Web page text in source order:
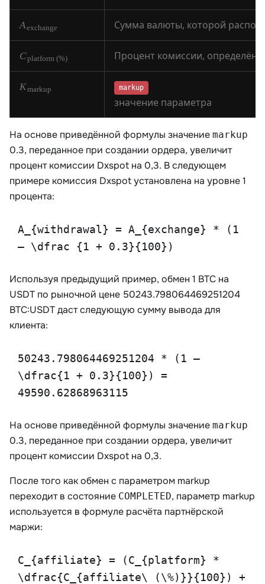
Aexchange
Cplatform (%)
Kmarkup markup
значение параметра
На основе приведённой формулы значение markup
0.3, переданное при создании ордера, увеличит
процент комиссии Dxspot на 0,3. В следующем
примере комиссия Dxspot установлена на уровне 1
процента:
A_{withdrawal} = A_{exchange} * (1
– \dfrac {1 + 0.3}{100})
Используя предыдущий пример, обмен 1 BTC на
USDT по рыночной цене 50243.798064469251204
BTC:USDT даст следующую сумму вывода для
клиента:
50243.798064469251204 * (1 –
\dfrac{1 + 0.3}{100}) =
49590.62868963115
На основе приведённой формулы значение markup
0.3, переданное при создании ордера, увеличит
процент комиссии Dxspot на 0,3.
После того как обмен с параметром markup
переходит в состояние COMPLETED, параметр markup
используется в формуле расчёта партнёрской
маржи:
C_{affiliate} = (C_{platform} *
\dfrac{C_{affiliate\ (\%)}}{100}) +